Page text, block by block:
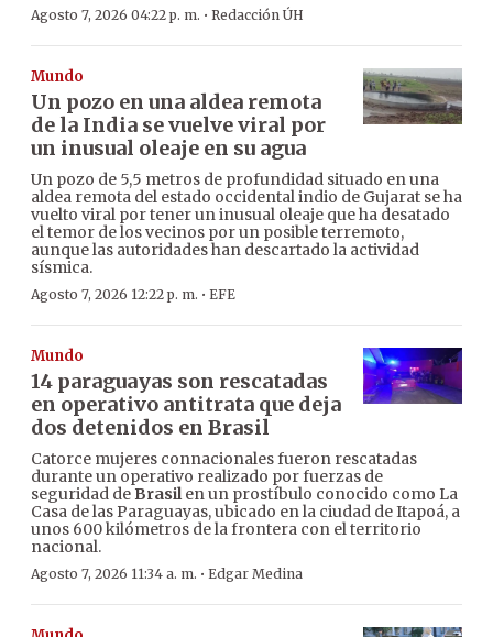
Agosto 7, 2026 04:22 p. m. · Redacción ÚH
Mundo
Un pozo en una aldea remota
de la India se vuelve viral por
un inusual oleaje en su agua
Un pozo de 5,5 metros de profundidad situado en una
aldea remota del estado occidental indio de Gujarat se ha
vuelto viral por tener un inusual oleaje que ha desatado
el temor de los vecinos por un posible terremoto,
aunque las autoridades han descartado la actividad
sísmica.
Agosto 7, 2026 12:22 p. m. · EFE
Mundo
14 paraguayas son rescatadas
en operativo antitrata que deja
dos detenidos en Brasil
Catorce mujeres connacionales fueron rescatadas
durante un operativo realizado por fuerzas de
seguridad de Brasilen un prostíbulo conocido como La
Casa de las Paraguayas, ubicado en la ciudad de Itapoá, a
unos 600 kilómetros de la frontera con el territorio
nacional.
Agosto 7, 2026 11:34 a. m. · Edgar Medina